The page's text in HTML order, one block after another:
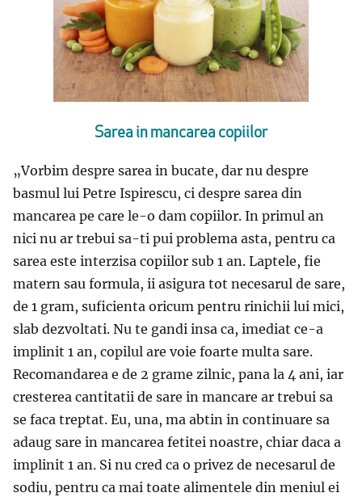
Sarea in mancarea copiilor
„Vorbim despre sarea in bucate, dar nu despre
basmul lui Petre Ispirescu, ci despre sarea din
mancarea pe care le-o dam copiilor. In primul an
nici nu ar trebui sa-ti pui problema asta, pentru ca
sarea este interzisa copiilor sub 1 an. Laptele, fie
matern sau formula, ii asigura tot necesarul de sare,
de 1 gram, suficienta oricum pentru rinichii lui mici,
slab dezvoltati. Nu te gandi insa ca, imediat ce-a
implinit 1 an, copilul are voie foarte multa sare.
Recomandarea e de 2 grame zilnic, pana la 4 ani, iar
cresterea cantitatii de sare in mancare ar trebui sa
se faca treptat. Eu, una, ma abtin in continuare sa
adaug sare in mancarea fetitei noastre, chiar daca a
implinit 1 an. Si nu cred ca o privez de necesarul de
sodiu, pentru ca mai toate alimentele din meniul ei